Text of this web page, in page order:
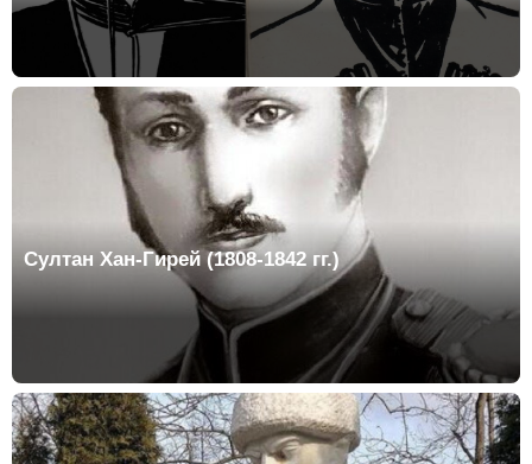
Султан Хан-Гирей (1808-1842 гг.)